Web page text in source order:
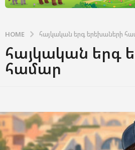
HOME հայկական երգ երեխաների
հայկական երգ
համար